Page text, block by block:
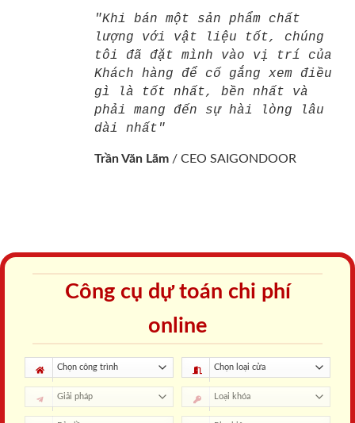
"Khi bán một sản phẩm chất
lượng với vật liệu tốt, chúng
tôi đã đặt mình vào vị trí của
Khách hàng để cố gắng xem điều
gì là tốt nhất, bền nhất và
phải mang đến sự hài lòng lâu
dài nhất"
Trần Văn Lãm / CEO SAIGONDOOR
Công cụ dự toán chi phí
online